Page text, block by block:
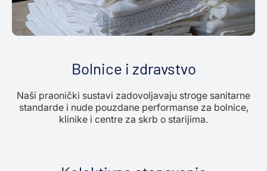
Bolnice i zdravstvo
Naši praonički sustavi zadovoljavaju stroge sanitarne
standarde i nude pouzdane performanse za bolnice,
klinike i centre za skrb o starijima.